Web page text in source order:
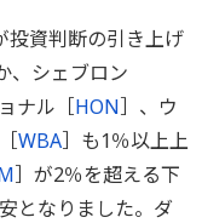
投資判断の引き上げ
、シェブロン
ナル［HON］、ウ
WBA］も1％以上上
］が2％を超える下
となりました。ダ